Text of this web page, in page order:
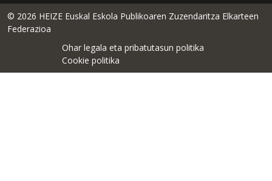
© 2026 HEIZE Euskal Eskola Publikoaren Zuzendaritza Elkarteen
Federazioa
Ohar legala eta pribatutasun politika
Cookie politika